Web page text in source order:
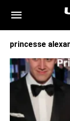
princesse